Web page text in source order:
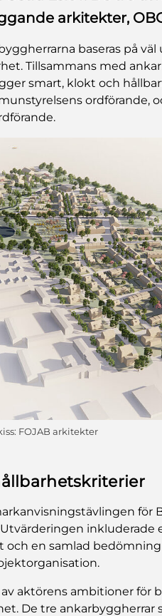
arkitekter,
baseras på
Tillsammans med
smart, klokt och
ordförande,
FOJAB arkitekter
för
inkluderade
en samlad
aktörens ambitioner för
De tre